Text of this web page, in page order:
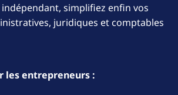
simplifiez enfin vos
juridiques et comptables
les entrepreneurs :